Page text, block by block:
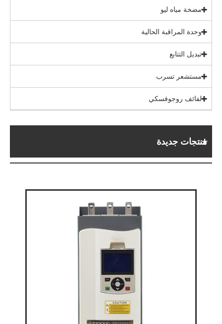
مضخة مياه ليو
وحدة المراقبة الحالية
تبديل التتابع
مستشعر تسرب
لفائف روجوفسكي
منتجات جديدة